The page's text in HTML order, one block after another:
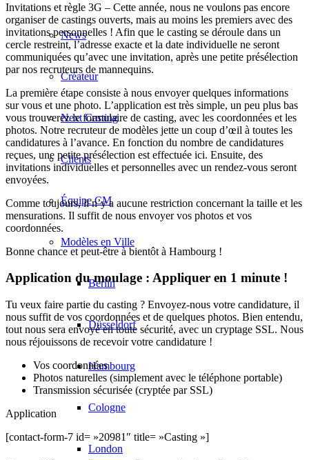
News
Créateur
Next Casting
Clients
Équipe CM
Modèles en Ville
Berlin
Düsseldorf
Hambourg
Cologne
London
Invitations et règle 3G – Cette année, nous ne voulons pas encore
organiser de castings ouverts, mais au moins les premiers avec des
invitations personnelles ! Afin que le casting se déroule dans un
cercle restreint, l’adresse exacte et la date individuelle ne seront
communiquées qu’avec une invitation, après une petite présélection
par nos recruteurs de mannequins.
La première étape consiste à nous envoyer quelques informations
sur vous et une photo. L’application est très simple, un peu plus bas
vous trouverez le formulaire de casting, avec les coordonnées et les
photos. Notre recruteur de modèles jette un coup d’œil à toutes les
candidatures à l’avance. En fonction du nombre de candidatures
reçues, une petite présélection est effectuée ici. Ensuite, des
invitations individuelles et personnelles avec un rendez-vous seront
envoyées.
Comme toujours, il n’y a aucune restriction concernant la taille et les
mensurations. Il suffit de nous envoyer vos photos et vos
coordonnées.
Bonne chance et peut-être à bientôt à Hambourg !
Application du moulage : Appliquer en 1 minute !
Tu veux faire partie du casting ? Envoyez-nous votre candidature, il
nous suffit de vos coordonnées et de quelques photos. Bien entendu,
tout nous sera envoyé en toute sécurité, avec un cryptage SSL. Nous
nous réjouissons de recevoir votre candidature !
Vos coordonnées
Photos naturelles (simplement avec le téléphone portable)
Transmission sécurisée (cryptée par SSL)
Application
[contact-form-7 id= »20981″ title= »Casting »]